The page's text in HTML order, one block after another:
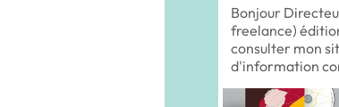
Bonjour
freelance)
consulter mon
d'information